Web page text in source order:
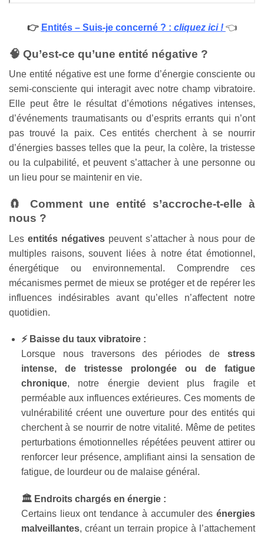
👉 Entités – Suis-je concerné ? : cliquez ici ! 👈
🧠 Qu’est-ce qu’une entité négative ?
Une entité négative est une forme d’énergie consciente ou
semi-consciente qui interagit avec notre champ vibratoire.
Elle peut être le résultat d’émotions négatives intenses,
d’événements traumatisants ou d’esprits errants qui n’ont
pas trouvé la paix. Ces entités cherchent à se nourrir
d’énergies basses telles que la peur, la colère, la tristesse
ou la culpabilité, et peuvent s’attacher à une personne ou
un lieu pour se maintenir en vie.
🧲 Comment une entité s’accroche-t-elle à
nous ?
Les entités négativespeuvent s’attacher à nous pour de
multiples raisons, souvent liées à notre état émotionnel,
énergétique ou environnemental. Comprendre ces
mécanismes permet de mieux se protéger et de repérer les
influences indésirables avant qu’elles n’affectent notre
quotidien.
⚡ Baisse du taux vibratoire :
Lorsque nous traversons des périodes de stress
intense, de tristesse prolongée ou de fatigue
chronique, notre énergie devient plus fragile et
perméable aux influences extérieures. Ces moments de
vulnérabilité créent une ouverture pour des entités qui
cherchent à se nourrir de notre vitalité. Même de petites
perturbations émotionnelles répétées peuvent attirer ou
renforcer leur présence, amplifiant ainsi la sensation de
fatigue, de lourdeur ou de malaise général.
🏛️ Endroits chargés en énergie :
Certains lieux ont tendance à accumuler des énergies
malveillantes, créant un terrain propice à l’attachement